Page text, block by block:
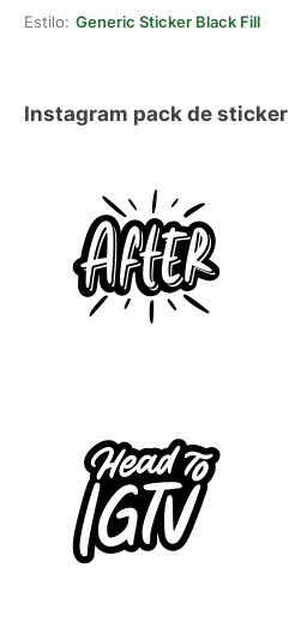
Estilo: Generic Sticker Black Fill
Instagram pack de sticker